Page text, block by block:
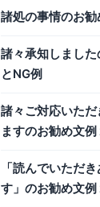
諸処の事情のお勧
諸々承知しまし
とNG例
諸々ご対応いた
ますのお勧め文
「読んでいただ
す」のお勧め文例